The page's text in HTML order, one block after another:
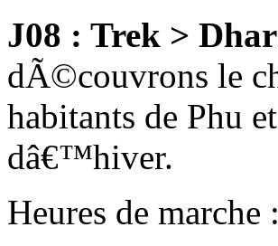
J08 : Trek >
dÃ©couvrons le
habitants de Phu
dâ€™hiver.
Heures de marche